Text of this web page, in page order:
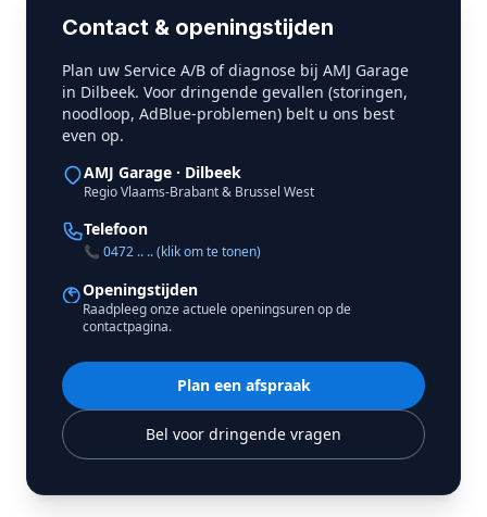
Contact & openingstijden
Plan uw Service A/B of diagnose bij AMJ Garage
in Dilbeek. Voor dringende gevallen (storingen,
noodloop, AdBlue-problemen) belt u ons best
even op.
AMJ Garage · Dilbeek
Regio Vlaams-Brabant & Brussel West
Telefoon
📞 0472 .. .. (klik om te tonen)
Openingstijden
Raadpleeg onze actuele openingsuren op de
contactpagina.
Plan een afspraak
Bel voor dringende vragen